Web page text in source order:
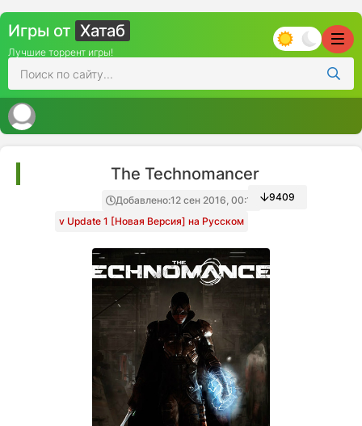
Игры от Хатаб
Лучшие торрент игры!
The Technomancer
Добавлено:12 сен 2016, 00:15
v Update 1 [Новая Версия] на Русском
9409